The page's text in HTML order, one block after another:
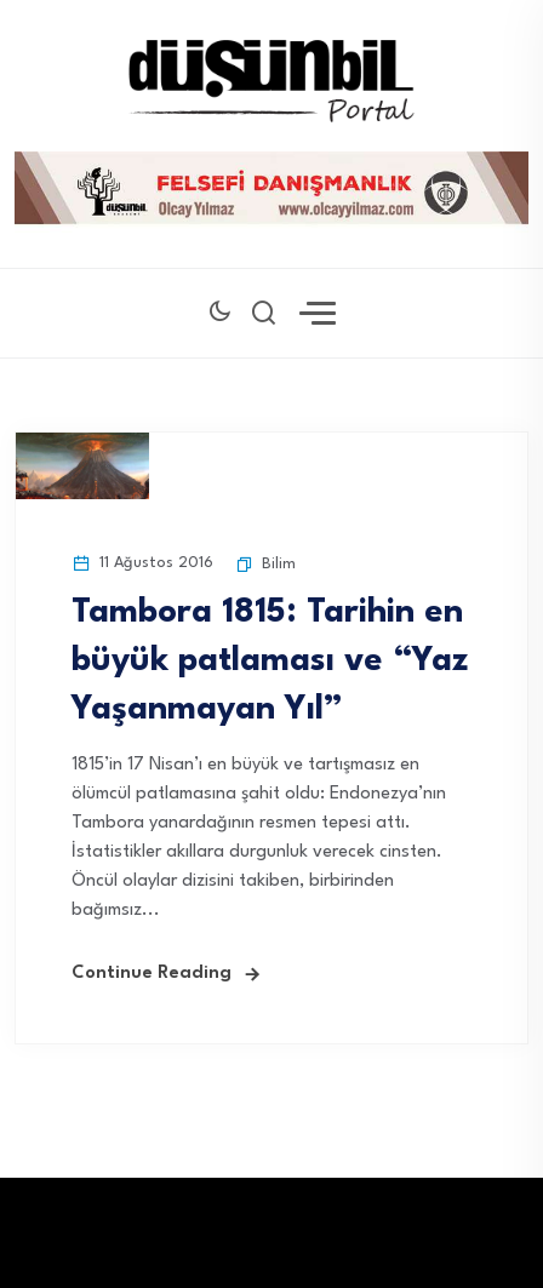
11 Ağustos 2016 Bilim
Tambora 1815: Tarihin en
büyük patlaması ve “Yaz
Yaşanmayan Yıl”
1815’in 17 Nisan’ı en büyük ve tartışmasız en
ölümcül patlamasına şahit oldu: Endonezya’nın
Tambora yanardağının resmen tepesi attı.
İstatistikler akıllara durgunluk verecek cinsten.
Öncül olaylar dizisini takiben, birbirinden
bağımsız...
Continue Reading